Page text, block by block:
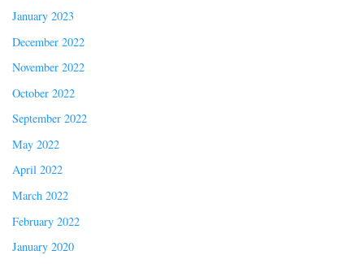
January 2023
December 2022
November 2022
October 2022
September 2022
May 2022
April 2022
March 2022
February 2022
January 2020